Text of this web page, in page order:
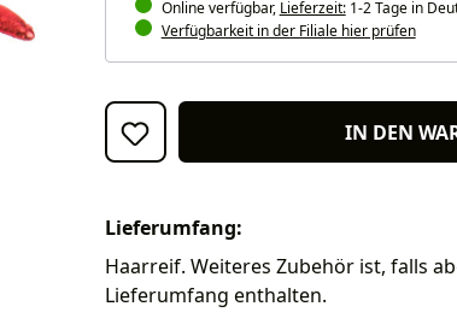
Online verfügbar, Lieferzeit:1-2 Tage in
Verfügbarkeit in der Filiale hier prüfen
IN DEN
Lieferumfang:
Haarreif. Weiteres Zubehör ist, falls
Lieferumfang enthalten.